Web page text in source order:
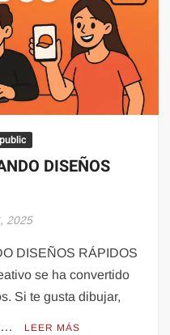
DISEÑOS
2025
DISEÑOS RÁPIDOS
se ha convertido
Si te gusta dibujar,
… LEER MÁS